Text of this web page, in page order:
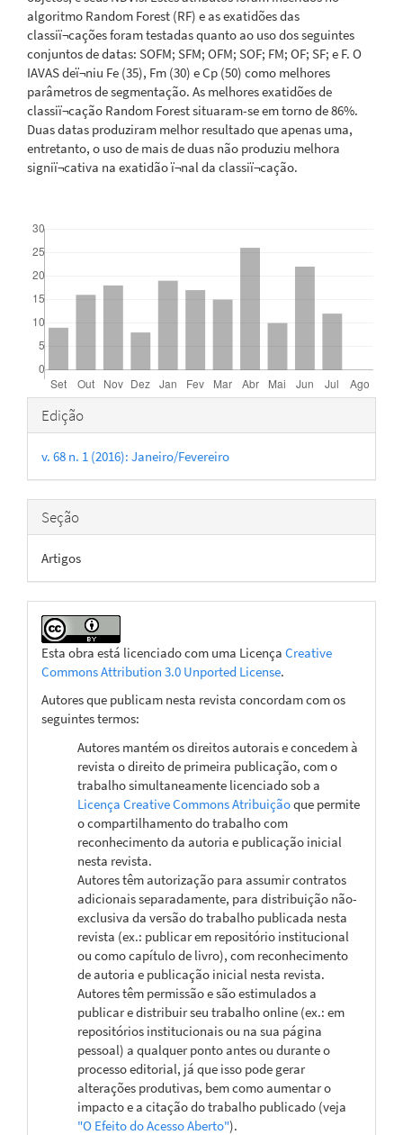
algoritmo Random Forest (RF) e as exatidões das
classiï¬cações foram testadas quanto ao uso dos seguintes
conjuntos de datas: SOFM; SFM; OFM; SOF; FM; OF; SF; e F. O
IAVAS deï¬niu Fe (35), Fm (30) e Cp (50) como melhores
parâmetros de segmentação. As melhores exatidões de
classiï¬cação Random Forest situaram-se em torno de 86%.
Duas datas produziram melhor resultado que apenas uma,
entretanto, o uso de mais de duas não produziu melhora
signiï¬cativa na exatidão ï¬nal da classiï¬cação.
Detalhes
do
artigo
Edição
v. 68 n. 1 (2016): Janeiro/Fevereiro
Seção
Artigos
Esta obra está licenciado com uma Licença Creative
Commons Attribution 3.0 Unported License.
Autores que publicam nesta revista concordam com os
seguintes termos:
Autores mantém os direitos autorais e concedem à
revista o direito de primeira publicação, com o
trabalho simultaneamente licenciado sob a
Licença Creative Commons Atribuiçãoque permite
o compartilhamento do trabalho com
reconhecimento da autoria e publicação inicial
nesta revista.
Autores têm autorização para assumir contratos
adicionais separadamente, para distribuição não-
exclusiva da versão do trabalho publicada nesta
revista (ex.: publicar em repositório institucional
ou como capítulo de livro), com reconhecimento
de autoria e publicação inicial nesta revista.
Autores têm permissão e são estimulados a
publicar e distribuir seu trabalho online (ex.: em
repositórios institucionais ou na sua página
pessoal) a qualquer ponto antes ou durante o
processo editorial, já que isso pode gerar
alterações produtivas, bem como aumentar o
impacto e a citação do trabalho publicado (veja
"O Efeito do Acesso Aberto").